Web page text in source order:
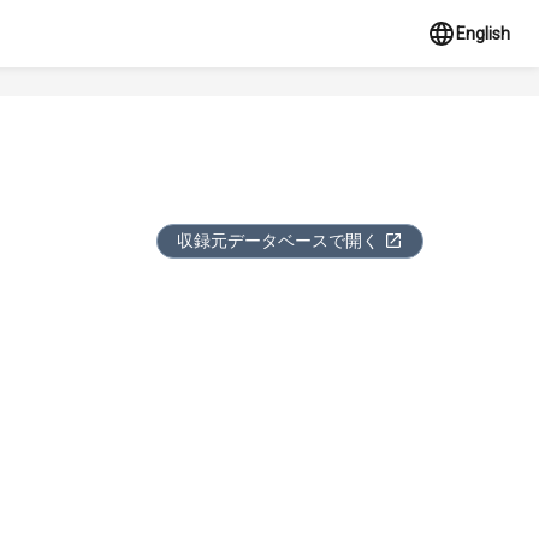
English
収録元データベースで開く